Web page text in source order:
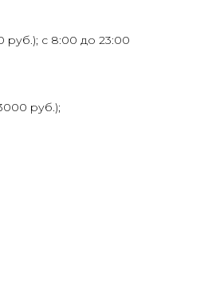
руб.); с 8:00 до 23:00
руб.);